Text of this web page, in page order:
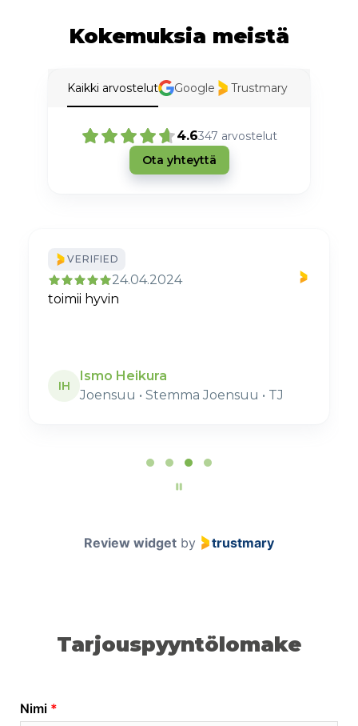
Kokemuksia meistä
Kaikki arvostelut Google Trustmary
4.6347 arvostelut
Ota yhteyttä
VERIFIED
24.04.2024
toimii hyvin
IH
Ismo Heikura
Joensuu • Stemma Joensuu • TJ
Review widget by trustmary
Tarjouspyyntölomake
Nimi